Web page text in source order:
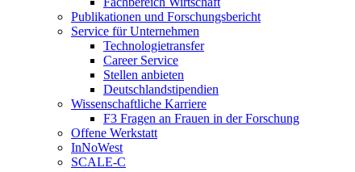
Publikationen und Forschungsbericht
Service für Unternehmen
Technologietransfer
Career Service
Stellen anbieten
Deutschlandstipendien
Wissenschaftliche Karriere
F3 Fragen an Frauen in der Forschung
Offene Werkstatt
InNoWest
SCALE-C